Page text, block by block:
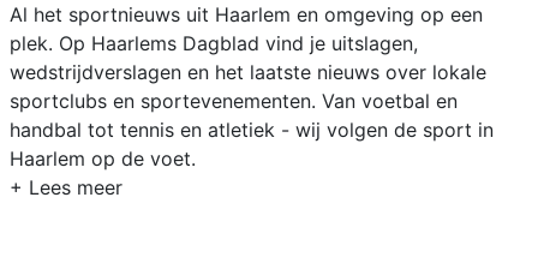
Al het sportnieuws uit Haarlem en omgeving op een
plek. Op Haarlems Dagblad vind je uitslagen,
wedstrijdverslagen en het laatste nieuws over lokale
sportclubs en sportevenementen. Van voetbal en
handbal tot tennis en atletiek - wij volgen de sport in
Haarlem op de voet.